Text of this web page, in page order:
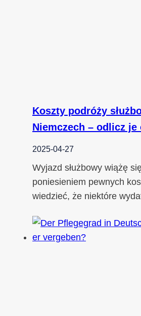
Koszty podróży
Niemczech – odlicz je
2025-04-27
Wyjazd służbowy wiążę
poniesieniem pewnych
wiedzieć, że niektóre